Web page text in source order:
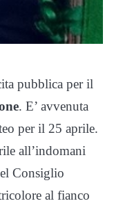
pubblica per il
. E’ avvenuta
per il 25 aprile.
all’indomani
Consiglio
al fianco